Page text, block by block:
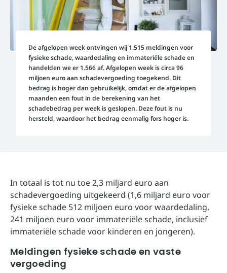
De afgelopen week ontvingen wij 1.515 meldingen voor
fysieke schade, waardedaling en immateriële schade en
handelden we er 1.566 af. Afgelopen week is circa 96
miljoen euro aan schadevergoeding toegekend. Dit
bedrag is hoger dan gebruikelijk, omdat er de afgelopen
maanden een fout in de berekening van het
schadebedrag per week is geslopen. Deze fout is nu
hersteld, waardoor het bedrag eenmalig fors hoger is.
In totaal is tot nu toe 2,3 miljard euro aan
schadevergoeding uitgekeerd (1,6 miljard euro voor
fysieke schade 512 miljoen euro voor waardedaling,
241 miljoen euro voor immateriële schade, inclusief
immateriële schade voor kinderen en jongeren).
Meldingen fysieke schade en vaste
vergoeding